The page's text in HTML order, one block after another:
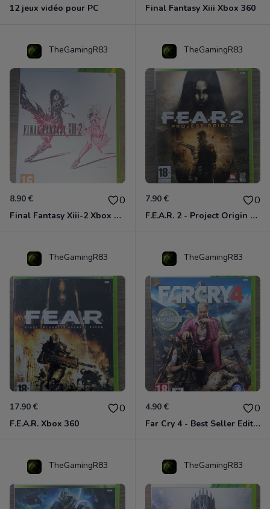
12 jeux vidéo pour PC Final Fantasy Xiii Xbox 360
TheGamingR83
8.90 € 0
Final Fantasy Xiii-2 Xbox 360
TheGamingR83
7.90 € 0
F.E.A.R. 2 - Project Origin Xbox 360
TheGamingR83
17.90 € 0
F.E.A.R. Xbox 360
TheGamingR83
4.90 € 0
Far Cry 4 - Best Seller Edition Xbox 360
TheGamingR83 TheGamingR83